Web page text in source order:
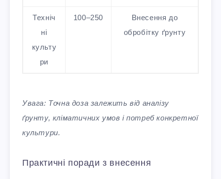
Техніч
ні
культу
ри
100–250
Внесення до
обробітку ґрунту
Увага: Точна доза залежить від аналізу
ґрунту, кліматичних умов і потреб конкретної
культури.
Практичні поради з внесення